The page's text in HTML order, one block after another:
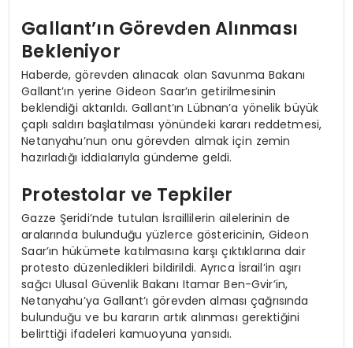
Gallant’ın Görevden Alınması
Bekleniyor
Haberde, görevden alınacak olan Savunma Bakanı
Gallant’ın yerine Gideon Saar’ın getirilmesinin
beklendiği aktarıldı. Gallant’ın Lübnan’a yönelik büyük
çaplı saldırı başlatılması yönündeki kararı reddetmesi,
Netanyahu’nun onu görevden almak için zemin
hazırladığı iddialarıyla gündeme geldi.
Protestolar ve Tepkiler
Gazze Şeridi’nde tutulan İsraillilerin ailelerinin de
aralarında bulunduğu yüzlerce göstericinin, Gideon
Saar’ın hükümete katılmasına karşı çıktıklarına dair
protesto düzenledikleri bildirildi. Ayrıca İsrail’in aşırı
sağcı Ulusal Güvenlik Bakanı Itamar Ben-Gvir’in,
Netanyahu’ya Gallant’ı görevden alması çağrısında
bulunduğu ve bu kararın artık alınması gerektiğini
belirttiği ifadeleri kamuoyuna yansıdı.